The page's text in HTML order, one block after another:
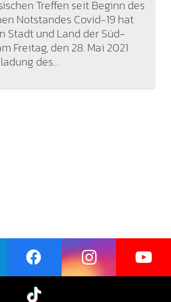
Treffen seit Beginn des
Notstandes Covid-19 hat
Stadt und Land der Süd-
Freitag, den 28. Mai 2021
des…